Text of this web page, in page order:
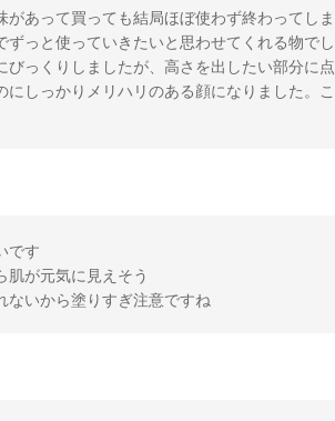
あって買っても結局ほぼ使わず終わってしま
っと使っていきたいと思わせてくれる物でし
っくりしましたが、高さを出したい部分に点
しっかりメリハリのある顔になりました。こ
です
肌が元気に見えそう
いから塗りすぎ注意ですね